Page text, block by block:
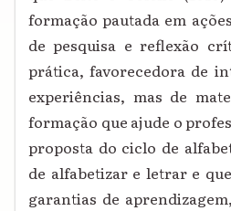
formação pautada em
de pesquisa e reflexão
prática, favorecedora de
experiências, mas de
formação que ajude o
proposta do ciclo de
de alfabetizar e letrar e
garantias de